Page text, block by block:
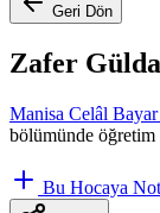
Geri Dön
Zafer
Manisa Celâl
bölümünde
Bu Hocaya